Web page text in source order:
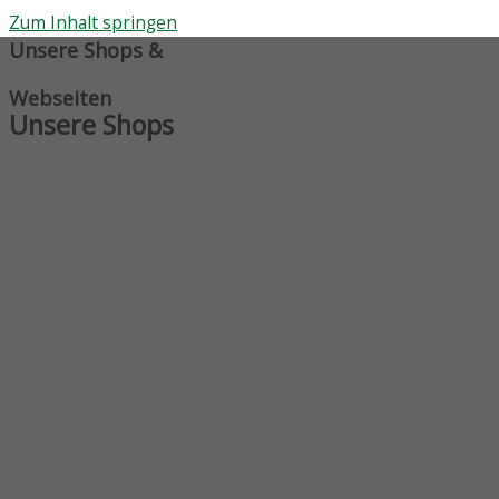
Zum Inhalt springen
Unsere Shops &
Webseiten
Unsere Shops